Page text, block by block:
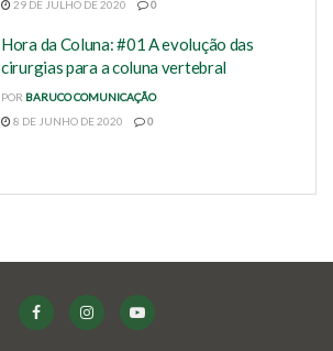
29 DE JULHO DE 2020
0
Hora da Coluna: #01 A evolução das
cirurgias para a coluna vertebral
POR BARUCO COMUNICAÇÃO
8 DE JUNHO DE 2020
0